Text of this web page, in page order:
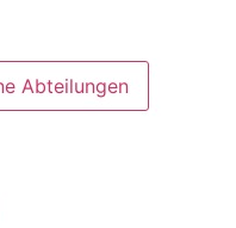
Abteilungen